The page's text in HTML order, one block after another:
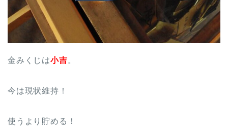
金みくじは小吉。
今は現状維持！
使うより貯める！